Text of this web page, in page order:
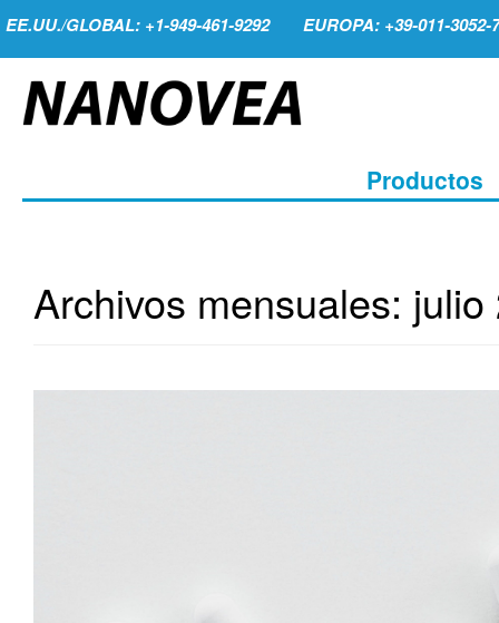
EE.UU./GLOBAL: +1-949-461-9292 EUROPA: +39-011-3052-
Productos
Archivos mensuales: julio